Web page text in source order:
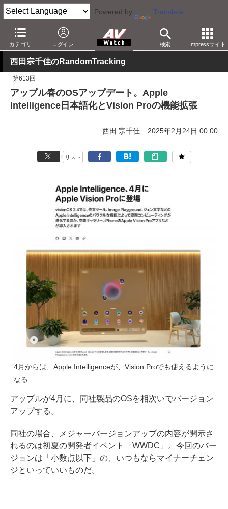
Powered by Translate
カテゴリ ログイン 検索 Impressサイト
AV Watch 製品 HMD/スマートグラス
西田宗千佳のRandomTracking
第613回
アップル春のOSアップデート。Apple
Intelligence日本語化とVision Proの機能拡張
西田 宗千佳 2025年2月24日 00:00
リスト
4月からは、Apple Intelligenceが、Vision Proでも使えるように
なる
アップルが4月に、同社製品のOSを相次いでバージョン
アップする。
同社の場合、メジャーバージョンアップの内容が開示さ
れるのは初夏の開発者イベント「WWDC」。今回のバー
ジョンは「小数点以下」の、いつもならマイナーチェン
ジといっていいものだ。